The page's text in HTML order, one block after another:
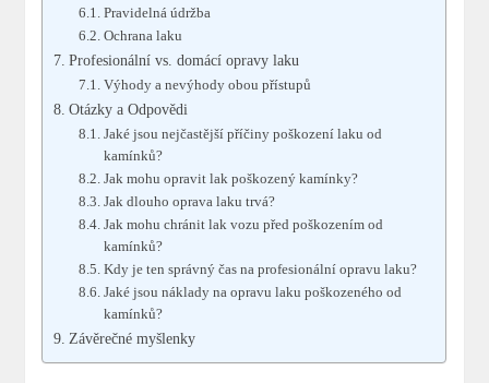
Pravidelná údržba
Ochrana laku
Profesionální vs. domácí opravy laku
Výhody a nevýhody obou přístupů
Otázky a Odpovědi
Jaké jsou nejčastější příčiny poškození laku od
kamínků?
Jak mohu opravit lak poškozený kamínky?
Jak dlouho oprava laku trvá?
Jak mohu chránit lak vozu před poškozením od
kamínků?
Kdy je ten správný čas na profesionální opravu laku?
Jaké jsou náklady na opravu laku poškozeného od
kamínků?
Závěrečné myšlenky